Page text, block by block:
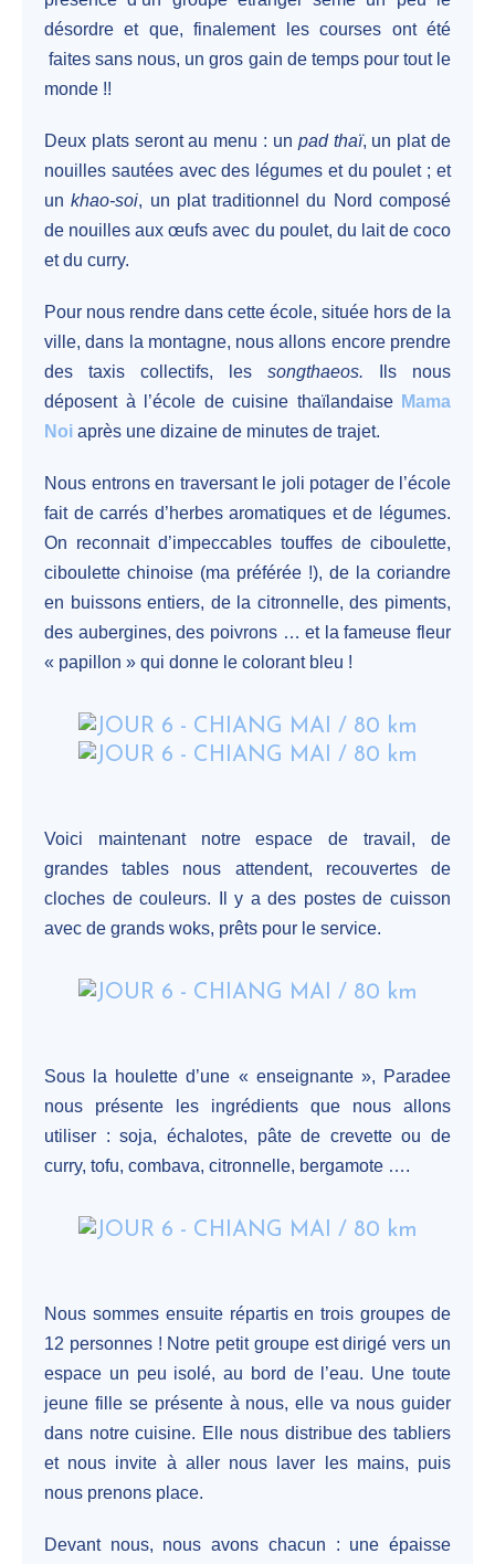
désordre et que, finalement les courses ont été
faites sans nous, un gros gain de temps pour tout le
monde !!
Deux plats seront au menu : un pad thaï, un plat de
nouilles sautées avec des légumes et du poulet ; et
unkhao-soi, un plat traditionnel du Nord composé
de nouilles aux œufs avec du poulet, du lait de coco
et du curry.
Pour nous rendre dans cette école, située hors de la
ville, dans la montagne, nous allons encore prendre
des taxis collectifs, les songthaeos. Ils nous
déposent à l’école de cuisine thaïlandaise Mama
Noi après une dizaine de minutes de trajet.
Nous entrons en traversant le joli potager de l’école
fait de carrés d’herbes aromatiques et de légumes.
On reconnait d’impeccables touffes de ciboulette,
ciboulette chinoise (ma préférée !), de la coriandre
en buissons entiers, de la citronnelle, des piments,
des aubergines, des poivrons … et la fameuse fleur
« papillon » qui donne le colorant bleu !
Voici maintenant notre espace de travail, de
grandes tables nous attendent, recouvertes de
cloches de couleurs. Il y a des postes de cuisson
avec de grands woks, prêts pour le service.
Sous la houlette d’une « enseignante », Paradee
nous présente les ingrédients que nous allons
utiliser : soja, échalotes, pâte de crevette ou de
curry, tofu, combava, citronnelle, bergamote ….
Nous sommes ensuite répartis en trois groupes de
12 personnes ! Notre petit groupe est dirigé vers un
espace un peu isolé, au bord de l’eau. Une toute
jeune fille se présente à nous, elle va nous guider
dans notre cuisine. Elle nous distribue des tabliers
et nous invite à aller nous laver les mains, puis
nous prenons place.
Devant nous, nous avons chacun : une épaisse